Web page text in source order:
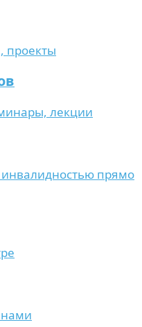
проекты
лекции
прямо
нами